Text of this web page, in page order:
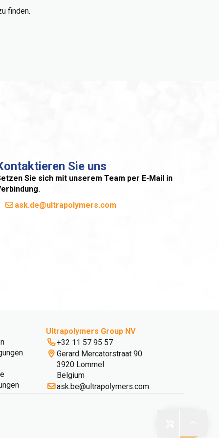
finden.
Sie uns
Sie sich mit unserem Team per E-Mail in
ask.de@ultrapolymers.com
Ultrapolymers Group NV
+32 11 57 95 57
Gerard Mercatorstraat 90
3920 Lommel
Belgium
ask.be@ultrapolymers.com